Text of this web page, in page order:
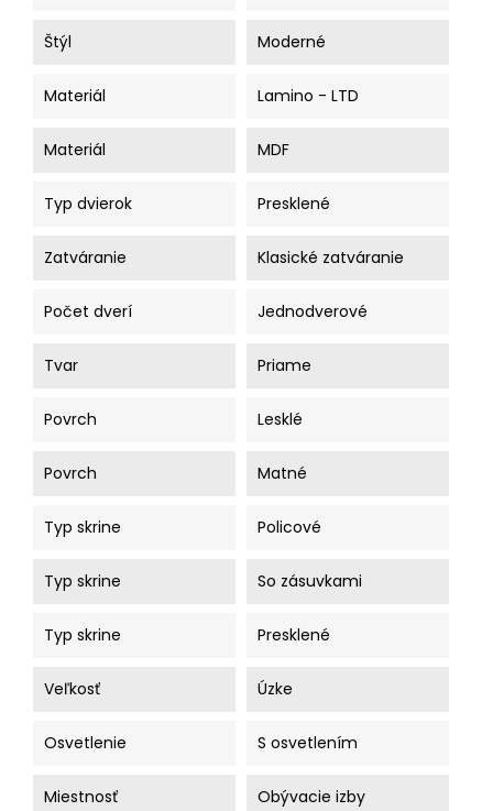
Štýl Moderné
Materiál Lamino - LTD
Materiál MDF
Typ dvierok Presklené
Zatváranie Klasické zatváranie
Počet dverí Jednodverové
Tvar Priame
Povrch Lesklé
Povrch Matné
Typ skrine Policové
Typ skrine So zásuvkami
Typ skrine Presklené
Veľkosť Úzke
Osvetlenie S osvetlením
Miestnosť Obývacie izby